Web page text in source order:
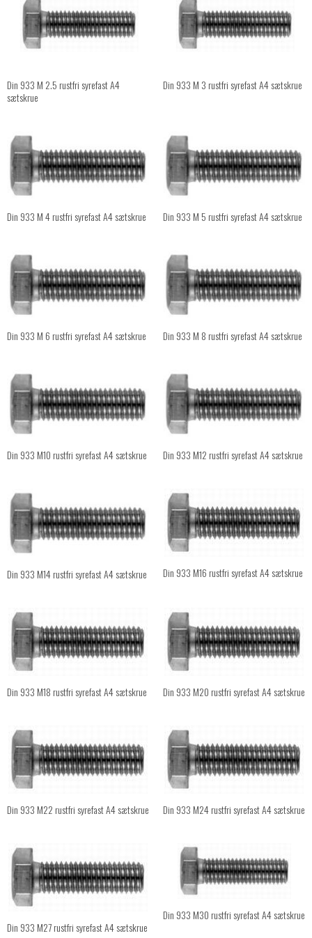
Din 933 M 2.5 rustfri syrefast A4
sætskrue
Din 933 M 3 rustfri syrefast A4 sætskrue
Din 933 M 4 rustfri syrefast A4 sætskrue Din 933 M 5 rustfri syrefast A4 sætskrue
Din 933 M 6 rustfri syrefast A4 sætskrue Din 933 M 8 rustfri syrefast A4 sætskrue
Din 933 M10 rustfri syrefast A4 sætskrue Din 933 M12 rustfri syrefast A4 sætskrue
Din 933 M14 rustfri syrefast A4 sætskrue Din 933 M16 rustfri syrefast A4 sætskrue
Din 933 M18 rustfri syrefast A4 sætskrue Din 933 M20 rustfri syrefast A4 sætskrue
Din 933 M22 rustfri syrefast A4 sætskrue Din 933 M24 rustfri syrefast A4 sætskrue
Din 933 M27 rustfri syrefast A4 sætskrue
Din 933 M30 rustfri syrefast A4 sætskrue